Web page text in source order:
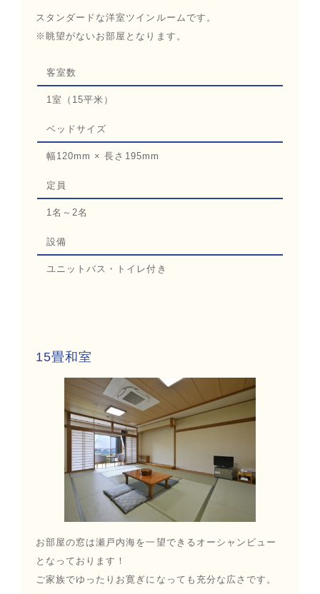
スタンダードな洋室ツインルームです。
※眺望がないお部屋となります。
客室数
1室（15平米）
ベッドサイズ
幅120mm × 長さ195mm
定員
1名～2名
設備
ユニットバス・トイレ付き
15畳和室
お部屋の窓は瀬戸内海を一望できるオーシャンビュー
となっております！
ご家族でゆったりお寛ぎになっても充分な広さです。